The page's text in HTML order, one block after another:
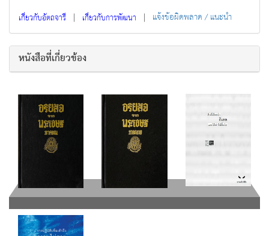
เกี่ยวกับอัตถจารี | เกี่ยวกับการพัฒนา | แจ้งข้อผิดพลาด / แนะนำ
หนังสือที่เกี่ยวข้อง